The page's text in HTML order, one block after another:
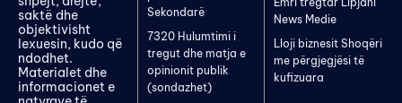
saktë dhe
objektivisht
lexuesin, kudo që
ndodhet.
Materialet dhe
informacionet e
Sekondarë
7320 Hulumtimi i
tregut dhe matja e
opinionit publik
(sondazhet)
News Medie
Lloji biznesit Shoqëri
me përgjegjësi të
kufizuara